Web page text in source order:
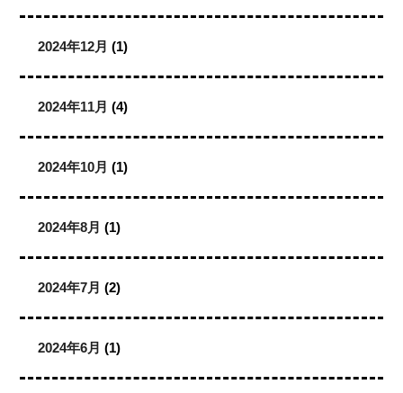
2024年12月 (1)
2024年11月 (4)
2024年10月 (1)
2024年8月 (1)
2024年7月 (2)
2024年6月 (1)